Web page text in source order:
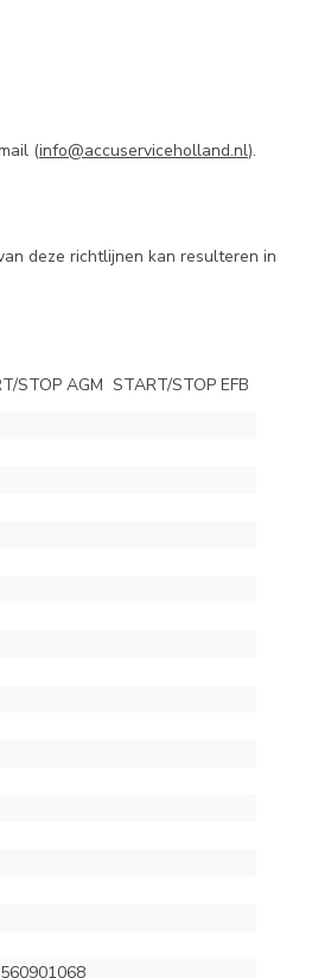
(info@accuserviceholland.nl).
deze richtlijnen kan resulteren in
STOP AGM START/STOP EFB